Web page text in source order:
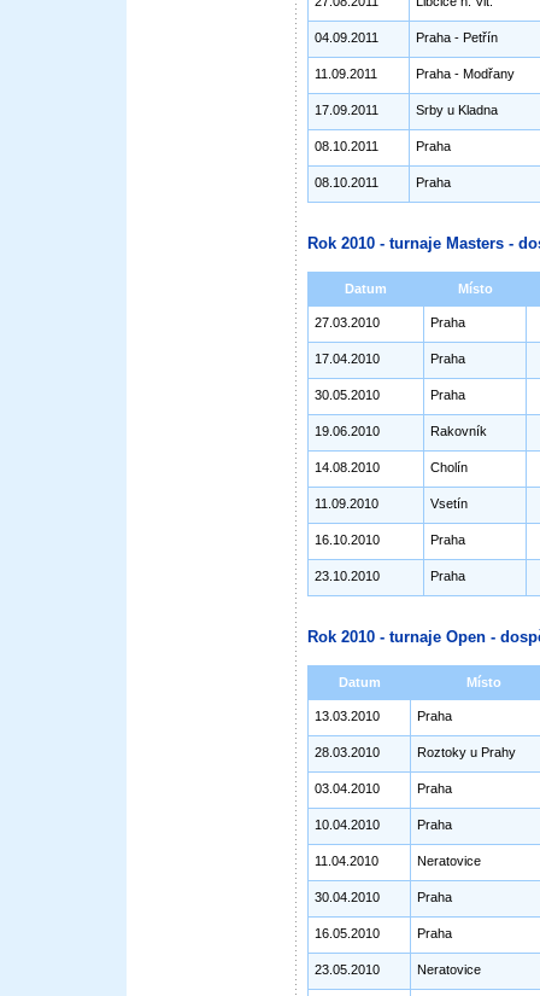
04.09.2011 Praha - Petřín
11.09.2011 Praha - Modřany
17.09.2011 Srby u Kladna
08.10.2011 Praha
08.10.2011 Praha
Rok 2010 - turnaje Masters -
Datum Místo
27.03.2010 Praha
17.04.2010 Praha
30.05.2010 Praha
19.06.2010 Rakovník
14.08.2010 Cholín
11.09.2010 Vsetín
16.10.2010 Praha
23.10.2010 Praha
Rok 2010 - turnaje Open -
Datum Místo
13.03.2010 Praha
28.03.2010 Roztoky u Prahy
03.04.2010 Praha
10.04.2010 Praha
11.04.2010 Neratovice
30.04.2010 Praha
16.05.2010 Praha
23.05.2010 Neratovice